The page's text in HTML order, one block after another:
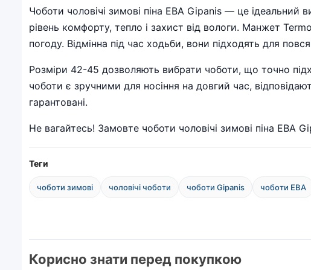
Чоботи чоловічі зимові піна ЕВА Gipanis — це ідеальний
рівень комфорту, тепло і захист від вологи. Манжет
погоду. Відмінна під час ходьби, вони підходять для
Розміри 42-45 дозволяють вибрати чоботи, що точно
чоботи є зручними для носіння на довгий час,
гарантовані.
Не вагайтесь! Замовте чоботи чоловічі зимові піна ЕВА
Теги
чоботи зимові чоловічі чоботи чоботи Gipanis чоботи ЕВА
Корисно знати перед покупкою